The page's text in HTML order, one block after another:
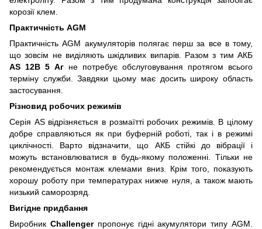
корозії клем.
Практичність AGM
Практичність AGM акумуляторів полягає перш за все в тому,
що зовсім не виділяють шкідливих випарів. Разом з тим АКБ
AS 12В 5 Аг не потребує обслуговування протягом всього
терміну служби. Завдяки цьому має досить широку область
застосування.
Різновид робочих режимів
Серія AS відрізняється в розмаїтті робочих режимів. В цілому
добре справляються як при буферній роботі, так і в режимі
циклічності. Варто відзначити, що АКБ стійкі до вібрації і
можуть встановлюватися в будь-якому положенні. Тільки не
рекомендується монтаж клемами вниз. Крім того, показують
хорошу роботу при температурах нижче нуля, а також мають
низький саморозряд.
Вигідне придбання
Виробник Challengerпропонує гідні акумулятори типу AGM.